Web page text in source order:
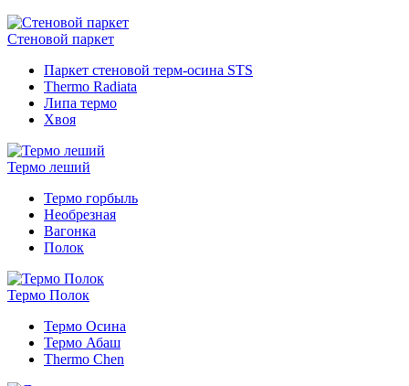
Стеновой паркет
Паркет стеновой терм-осина STS
Thermo Radiata
Липа термо
Хвоя
Термо леший
Термо горбыль
Необрезная
Вагонка
Полок
Термо Полок
Термо Осина
Термо Абаш
Thermo Chen